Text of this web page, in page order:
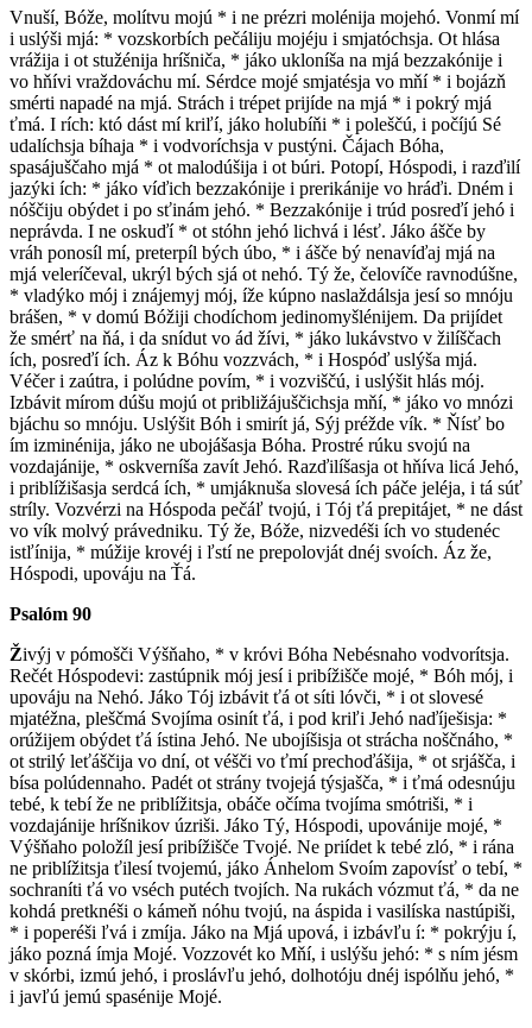
Vnuší, Bóže, molítvu mojú * i ne prézri molénija mojehó. Vonmí mí
i uslýši mjá: * vozskorbích pečáliju mojéju i smjatóchsja. Ot hlása
vrážija i ot stužénija hríšniča, * jáko ukloníša na mjá bezzakónije i
vo hňívi vraždováchu mí. Sérdce mojé smjatésja vo mňí * i bojázň
smérti napadé na mjá. Strách i trépet prijíde na mjá * i pokrý mjá
ťmá. I rích: któ dást mí kriľí, jáko holubíňi * i poleščú, i počíjú Sé
udalíchsja bíhaja * i vodvoríchsja v pustýni. Čájach Bóha,
spasájuščaho mjá * ot malodúšija i ot búri. Potopí, Hóspodi, i razďilí
jazýki ích: * jáko víďich bezzakónije i prerikánije vo hráďi. Dném i
nóščiju obýdet i po sťinám jehó. * Bezzakónije i trúd posreďí jehó i
neprávda. I ne oskuďí * ot stóhn jehó lichvá i lésť. Jáko ášče by
vráh ponosíl mí, preterpíl bých úbo, * i ášče bý nenavíďaj mjá na
mjá veleríčeval, ukrýl bých sjá ot nehó. Tý že, čelovíče ravnodúšne,
* vladýko mój i znájemyj mój, íže kúpno naslaždálsja jesí so mnóju
brášen, * v domú Bóžiji chodíchom jedinomyšlénijem. Da prijídet
že smérť na ňá, i da snídut vo ád žívi, * jáko lukávstvo v žilíščach
ích, posreďí ích. Áz k Bóhu vozzvách, * i Hospóď uslýša mjá.
Véčer i zaútra, i polúdne povím, * i vozviščú, i uslýšit hlás mój.
Izbávit mírom dúšu mojú ot približájuščichsja mňí, * jáko vo mnózi
bjáchu so mnóju. Uslýšit Bóh i smirít já, Sýj préžde vík. * Ňísť bo
ím izminénija, jáko ne ubojášasja Bóha. Prostré rúku svojú na
vozdajánije, * oskverníša zavít Jehó. Razďilíšasja ot hňíva licá Jehó,
i priblížišasja serdcá ích, * umjáknuša slovesá ích páče jeléja, i tá súť
stríly. Vozvérzi na Hóspoda pečáľ tvojú, i Tój ťá prepitájet, * ne dást
vo vík molvý právedniku. Tý že, Bóže, nizvedéši ích vo studenéc
istľínija, * múžije krovéj i ľstí ne prepolovját dnéj svoích. Áz že,
Hóspodi, upováju na Ťá.
Psalóm 90
Živýj v pómošči Výšňaho, * v króvi Bóha Nebésnaho vodvorítsja.
Rečét Hóspodevi: zastúpnik mój jesí i pribížišče mojé, * Bóh mój, i
upováju na Nehó. Jáko Tój izbávit ťá ot síti lóvči, * i ot slovesé
mjatéžna, pleščmá Svojíma osinít ťá, i pod kriľi Jehó naďíješisja: *
orúžijem obýdet ťá ístina Jehó. Ne ubojíšisja ot strácha noščnáho, *
ot strilý leťáščija vo dní, ot véšči vo ťmí prechoďášija, * ot srjášča, i
bísa polúdennaho. Padét ot strány tvojejá týsjašča, * i ťmá odesnúju
tebé, k tebí že ne priblížitsja, obáče očíma tvojíma smótriši, * i
vozdajánije hríšnikov úzriši. Jáko Tý, Hóspodi, upovánije mojé, *
Výšňaho položíl jesí pribížišče Tvojé. Ne priídet k tebé zló, * i rána
ne priblížitsja ťilesí tvojemú, jáko Ánhelom Svoím zapovísť o tebí, *
sochraníti ťá vo vséch putéch tvojích. Na rukách vózmut ťá, * da ne
kohdá pretknéši o kámeň nóhu tvojú, na áspida i vasilíska nastúpiši,
* i poperéši ľvá i zmíja. Jáko na Mjá upová, i izbávľu í: * pokrýju í,
jáko pozná ímja Mojé. Vozzovét ko Mňí, i uslýšu jehó: * s ním jésm
v skórbi, izmú jehó, i proslávľu jehó, dolhotóju dnéj ispólňu jehó, *
i javľú jemú spasénije Mojé.